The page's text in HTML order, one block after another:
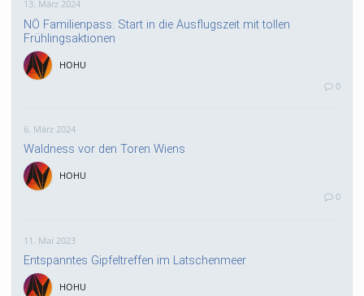
13. März 2024
NÖ Familienpass: Start in die Ausflugszeit mit tollen
Frühlingsaktionen
HOHU
0
6. März 2024
Waldness vor den Toren Wiens
HOHU
0
11. Mai 2023
Entspanntes Gipfeltreffen im Latschenmeer
HOHU